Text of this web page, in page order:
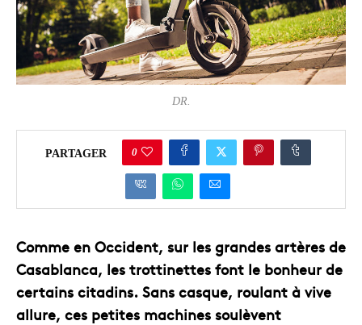
DR.
PARTAGER 0
Comme en Occident, sur les grandes artères de
Casablanca, les trottinettes font le bonheur de
certains citadins. Sans casque, roulant à vive
allure, ces petites machines soulèvent